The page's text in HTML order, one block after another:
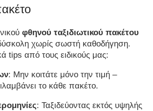
φθηνού ταξιδιωτικού πακέτου
χωρίς σωστή καθοδήγηση.
tips από τους ειδικούς μας:
: Μην κοιτάτε μόνο την τιμή –
το κάθε πακέτο.
: Ταξιδεύοντας εκτός υψηλής